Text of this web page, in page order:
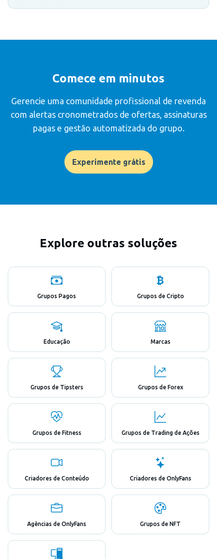
Comece em minutos
Gerencie uma comunidade profissional de revenda
com alertas cronometrados de ofertas, assinaturas
pagas e gestão automatizada do grupo.
Experimente grátis
Explore outras soluções
Grupos Pagos Grupos de Cripto
Educação Marcas
Grupos de Tipsters Grupos de Forex
Grupos de Fitness Grupos de Trading de Ações
Criadores de Conteúdo Criadores de OnlyFans
Agências de OnlyFans Grupos de NFT